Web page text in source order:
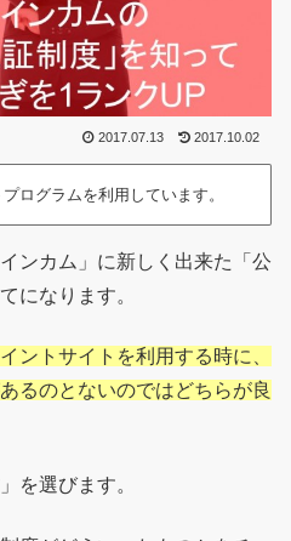
2017.07.13 2017.10.02
ログラムを利用しています。
ンカム」に新しく出来た「公
になります。
ントサイトを利用する時に、
るのとないのではどちらが良
を選びます。